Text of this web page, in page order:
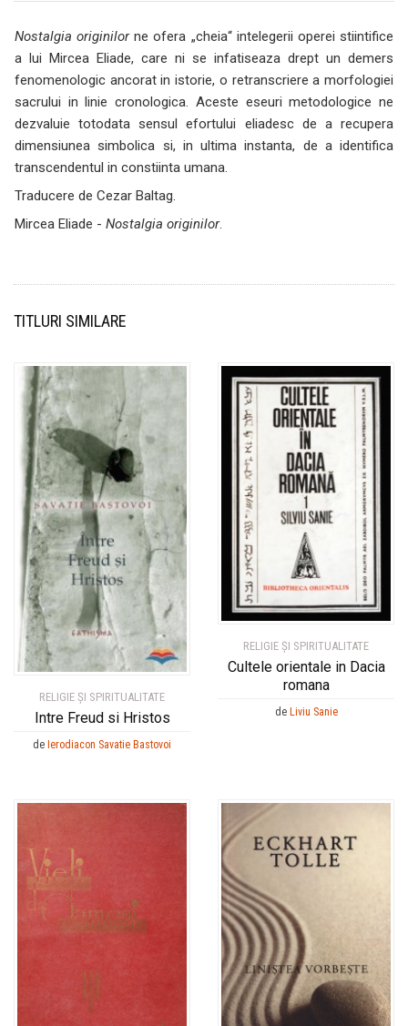
Nostalgia originilorne ofera „cheia“ intelegerii operei stiintifice
a lui Mircea Eliade, care ni se infatiseaza drept un demers
fenomenologic ancorat in istorie, o retranscriere a morfologiei
sacrului in linie cronologica. Aceste eseuri metodologice ne
dezvaluie totodata sensul efortului eliadesc de a recupera
dimensiunea simbolica si, in ultima instanta, de a identifica
transcendentul in constiinta umana.
Traducere de Cezar Baltag.
Mircea Eliade - Nostalgia originilor.
TITLURI SIMILARE
RELIGIE ȘI SPIRITUALITATE
Intre Freud si Hristos
de Ierodiacon Savatie Bastovoi
RELIGIE ȘI SPIRITUALITATE
Cultele orientale in Dacia
romana
de Liviu Sanie